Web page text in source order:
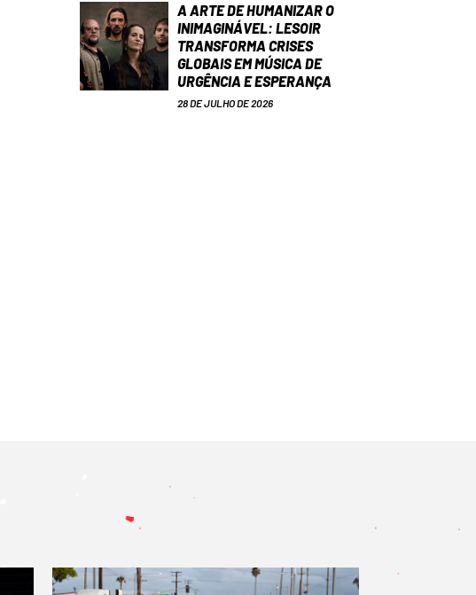
A ARTE DE HUMANIZAR O
INIMAGINÁVEL: LESOIR
TRANSFORMA CRISES
GLOBAIS EM MÚSICA DE
URGÊNCIA E ESPERANÇA
28 DE JULHO DE 2026